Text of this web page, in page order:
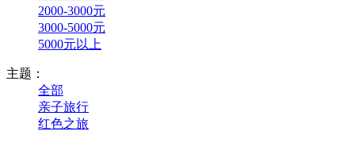
2000-3000元
3000-5000元
5000元以上
主题：
全部
亲子旅行
红色之旅